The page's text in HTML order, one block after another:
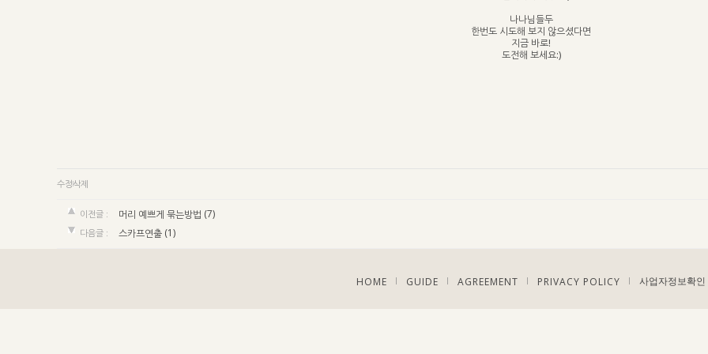
나나님들두
한번도 시도해 보지 않으셨다면
지금 바로!
도전해 보세요:)
수정삭제
이전글 : 머리 예쁘게 묶는방법 (7)
다음글 : 스카프연출 (1)
HOME | GUIDE | AGREEMENT | PRIVACY POLICY | 사업자정보확인